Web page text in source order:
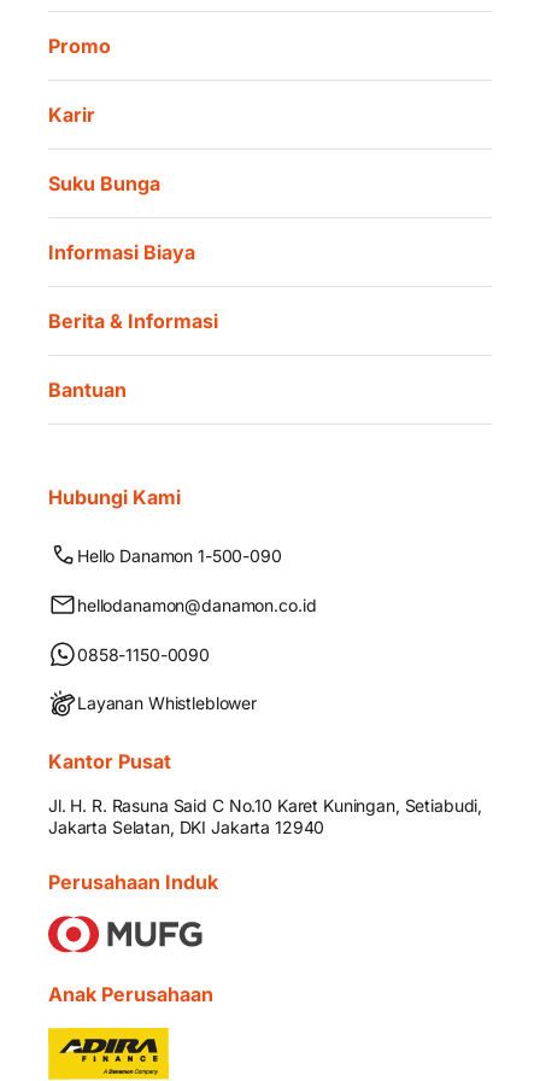
Promo
Karir
Suku Bunga
Informasi Biaya
Berita & Informasi
Bantuan
Hubungi Kami
Hello Danamon 1-500-090
hellodanamon@danamon.co.id
0858-1150-0090
Layanan Whistleblower
Kantor Pusat
Jl. H. R. Rasuna Said C No.10 Karet Kuningan, Setiabudi,
Jakarta Selatan, DKI Jakarta 12940
Perusahaan Induk
Anak Perusahaan